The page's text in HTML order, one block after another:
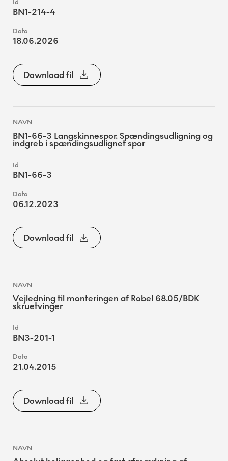
BN1-214-4
18.06.2026
Download fil
BN1-66-3 Langskinnespor. Spændingsudligning og
indgreb i spændingsudlignet spor
BN1-66-3
06.12.2023
Download fil
Vejledning til monteringen af Robel 68.05/BDK
skruetvinger
BN3-201-1
21.04.2015
Download fil